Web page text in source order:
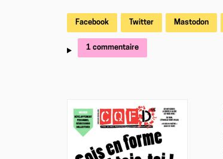
Facebook Twitter Mastodon
1 commentaire